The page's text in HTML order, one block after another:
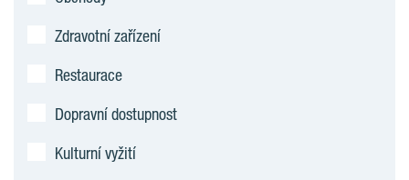
Zdravotní zařízení
Restaurace
Dopravní dostupnost
Kulturní vyžití